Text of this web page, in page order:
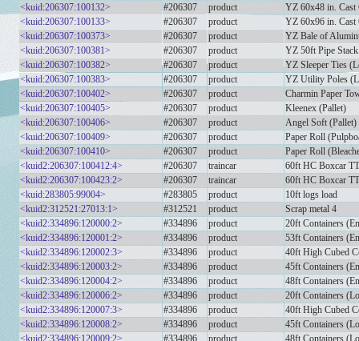
<kuid:206307:100132>
#206307 product
YZ 60x48 in. Cast
<kuid:206307:100133>
#206307 product
YZ 60x96 in. Cast
<kuid:206307:100373>
#206307 product
YZ Bale of
<kuid:206307:100381>
#206307 product
YZ 50ft Pipe
<kuid:206307:100382>
#206307 product
YZ Sleeper Ties
<kuid:206307:100383>
#206307 product
YZ Utility Poles
<kuid:206307:100402>
#206307 product
Charmin Paper
<kuid:206307:100405>
#206307 product
Kleenex (Pallet)
<kuid:206307:100406>
#206307 product
Angel Soft (Pallet)
<kuid:206307:100409>
#206307 product
Paper Roll
<kuid:206307:100410>
#206307 product
Paper Roll
<kuid2:206307:100412:4>
#206307 traincar
60ft HC Boxcar
<kuid2:206307:100423:2>
#206307 traincar
60ft HC Boxcar
<kuid:283805:99004>
#283805 product
10ft logs load
<kuid2:312521:27013:1>
#312521 product
Scrap metal 4
<kuid2:334896:120000:2>
#334896 product
20ft Containers
<kuid2:334896:120001:2>
#334896 product
53ft Containers
<kuid2:334896:120002:3>
#334896 product
40ft High Cubed
<kuid2:334896:120003:2>
#334896 product
45ft Containers
<kuid2:334896:120004:2>
#334896 product
48ft Containers
<kuid2:334896:120006:2>
#334896 product
20ft Containers
<kuid2:334896:120007:3>
#334896 product
40ft High Cubed
<kuid2:334896:120008:2>
#334896 product
45ft Containers
<kuid2:334896:120009:2>
#334896 product 48ft Containers